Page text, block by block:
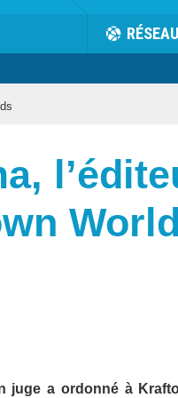
RÉSEAU
juge a ordonné à